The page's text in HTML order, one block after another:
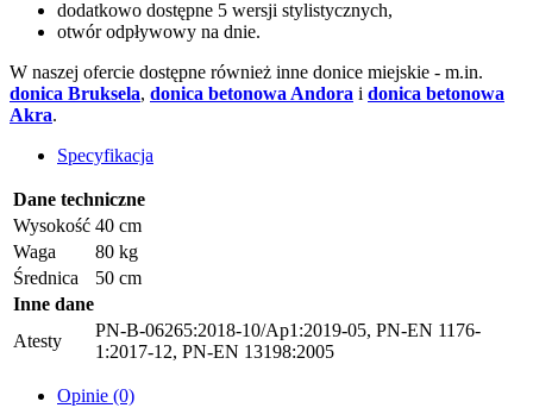
dodatkowo dostępne 5 wersji stylistycznych,
otwór odpływowy na dnie.
W naszej ofercie dostępne również inne donice miejskie - m.in.
donica Bruksela, donica betonowa Andora i donica betonowa
Akra.
Specyfikacja
Dane techniczne
Wysokość 40 cm
Waga
80 kg
Średnica
50 cm
Inne dane
Atesty
PN-B-06265:2018-10/Ap1:2019-05, PN-EN 1176-
1:2017-12, PN-EN 13198:2005
Opinie (0)